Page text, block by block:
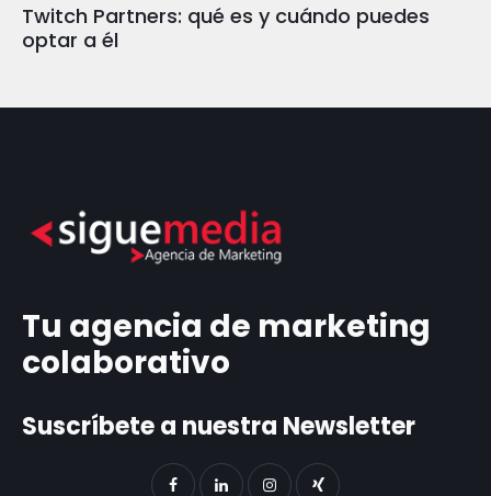
Twitch Partners: qué es y cuándo puedes
optar a él
Tu agencia de marketing
colaborativo
Suscríbete a nuestra Newsletter